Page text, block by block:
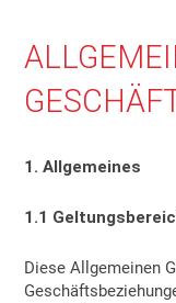
1. Allgemeines
1.1
Diese Allgemeinen